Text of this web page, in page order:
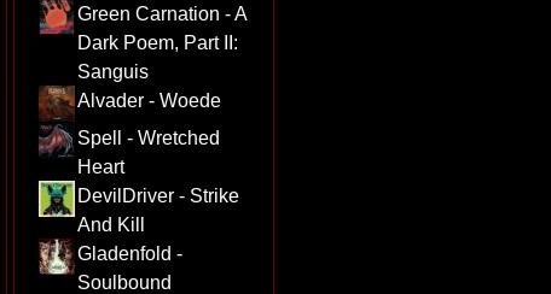
Green Carnation - A
Dark Poem, Part II:
Sanguis
Alvader - Woede
Spell - Wretched
Heart
DevilDriver - Strike
And Kill
Gladenfold -
Soulbound